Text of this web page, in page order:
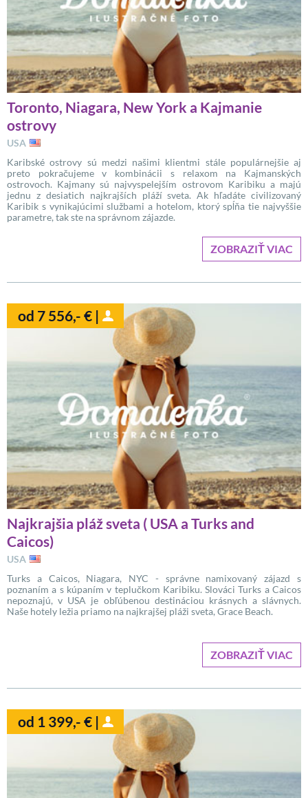
Toronto, Niagara, New York a Kajmanie
ostrovy
USA
Karibské ostrovy sú medzi našimi klientmi stále populárnejšie aj
preto pokračujeme v kombinácii s relaxom na Kajmanských
ostrovoch. Kajmany sú najvyspelejším ostrovom Karibiku a majú
jednu z desiatich najkrajších pláží sveta. Ak hľadáte civilizovaný
Karibik s vynikajúcimi službami a hotelom, ktorý spĺňa tie najvyššie
parametre, tak ste na správnom zájazde.
ZOBRAZIŤ VIAC
od 7 556,- € |
Najkrajšia pláž sveta ( USA a Turks and
Caicos)
USA
Turks a Caicos, Niagara, NYC - správne namixovaný zájazd s
poznaním a s kúpaním v teplučkom Karibiku. Slováci Turks a Caicos
nepoznajú, v USA je obľúbenou destináciou krásnych a slávnych.
Naše hotely ležia priamo na najkrajšej pláži sveta, Grace Beach.
ZOBRAZIŤ VIAC
od 1 399,- € |